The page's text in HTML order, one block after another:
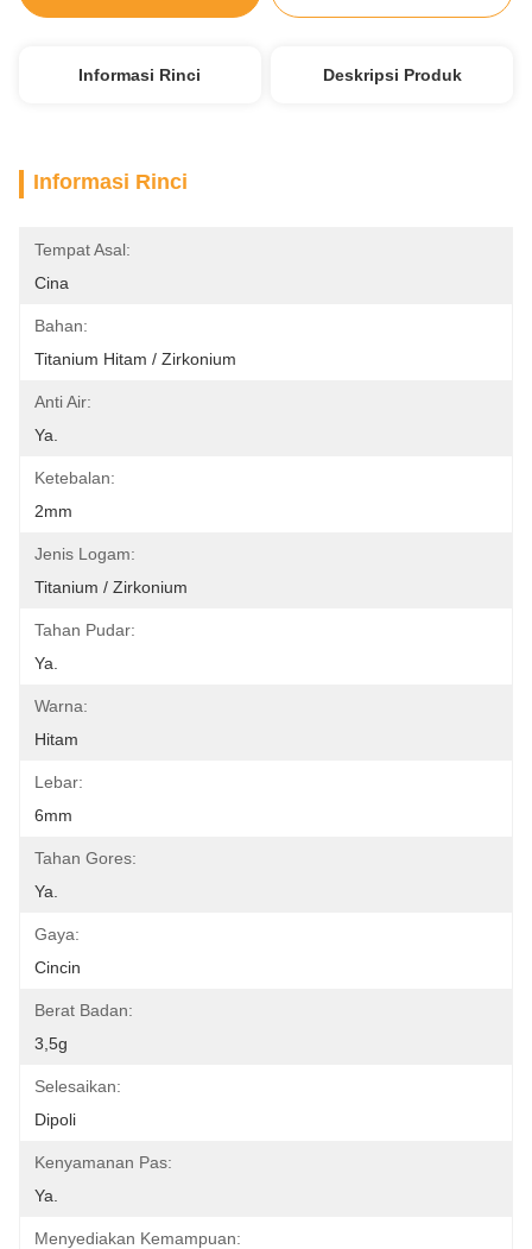
Informasi Rinci Deskripsi Produk
Informasi Rinci
Tempat Asal:
Cina
Bahan:
Titanium Hitam / Zirkonium
Anti Air:
Ya.
Ketebalan:
2mm
Jenis Logam:
Titanium / Zirkonium
Tahan Pudar:
Ya.
Warna:
Hitam
Lebar:
6mm
Tahan Gores:
Ya.
Gaya:
Cincin
Berat Badan:
3,5g
Selesaikan:
Dipoli
Kenyamanan Pas:
Ya.
Menyediakan Kemampuan: